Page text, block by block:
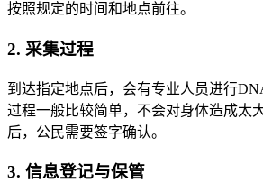
按照规定的时间和地点前往。
2. 采集过程
到达指定地点后，会有专业人员进行
过程一般比较简单，不会对身体造成太
后，公民需要签字确认。
3. 信息登记与保管